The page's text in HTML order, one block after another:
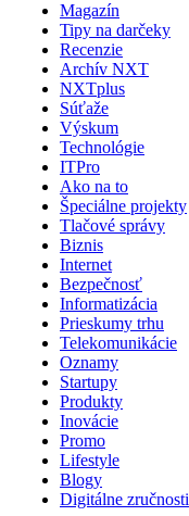
Magazín
Tipy na darčeky
Recenzie
Archív NXT
NXTplus
Súťaže
Výskum
Technológie
ITPro
Ako na to
Špeciálne projekty
Tlačové správy
Biznis
Internet
Bezpečnosť
Informatizácia
Prieskumy trhu
Telekomunikácie
Oznamy
Startupy
Produkty
Inovácie
Promo
Lifestyle
Blogy
Digitálne zručnosti